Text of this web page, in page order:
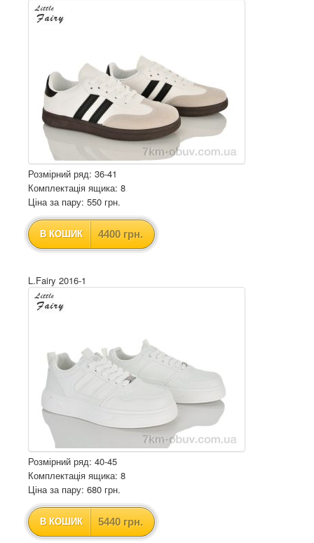
Розмірний ряд: 36-41
Комплектація ящика: 8
Ціна за пару: 550 грн.
В КОШИК 4400 грн.
L.Fairy 2016-1
Розмірний ряд: 40-45
Комплектація ящика: 8
Ціна за пару: 680 грн.
В КОШИК 5440 грн.